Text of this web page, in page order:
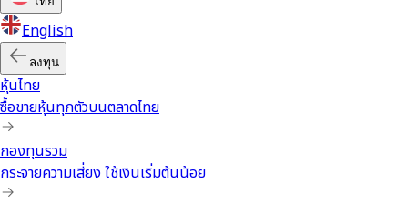
English
ลงทุน
หุ้นไทย
ซื้อขายหุ้นทุกตัวบนตลาดไทย
กองทุนรวม
กระจายความเสี่ยง ใช้เงินเริ่มต้นน้อย